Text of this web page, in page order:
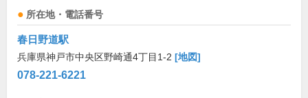
所在地・電話番号
春日野道駅
兵庫県神戸市中央区野崎通4丁目1-2 [地図]
078-221-6221